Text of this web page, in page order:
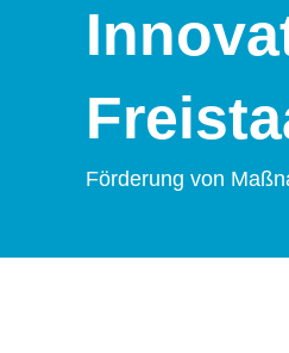
Förderung von